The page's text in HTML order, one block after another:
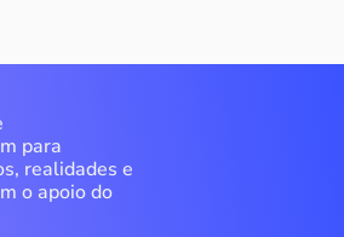
para
realidades e
o apoio do